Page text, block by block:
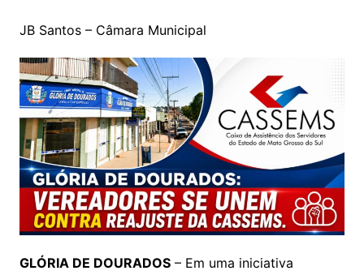
JB Santos – Câmara Municipal
GLÓRIA DE DOURADOS– Em uma iniciativa